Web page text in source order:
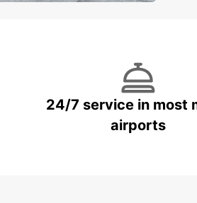
24/7 service in most
airports